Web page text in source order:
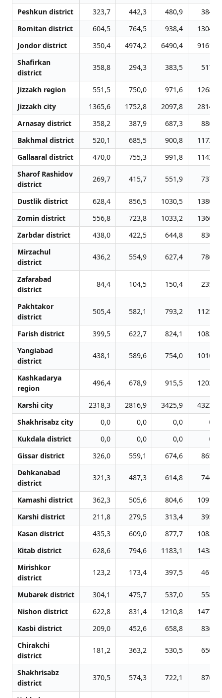
Peshkun district 323,7 442,3 480,9
384,2
Romitan district
604,5 764,5 938,4
1304,6
Jondor district
350,4 4974,2 6490,4
9161,5
Shafirkan
district
358,8 294,3 383,5 517,1
Jizzakh region 551,5 750,0 971,6
1268,7
Jizzakh city
1365,6 1752,8 2097,8
2814,9
Arnasay district
358,2 387,9 687,3
886,5
Bakhmal district
520,1 685,5 900,8
1172,9
Gallaaral district
470,0 755,3 991,8
1142,5
Sharof Rashidov
district
269,7 415,7 551,9 737,4
Dustlik district 628,4 856,5 1030,5
1380,6
Zomin district
556,8 723,8 1033,2
1360,7
Zarbdar district
438,0 422,5 644,8
830,1
Mirzachul
district
436,2 554,9 627,4 786,9
Zafarabad
district
84,4 104,5 150,4 235,6
Pakhtakor
district
505,4 582,1 793,2 1125,7
Farish district 399,5 622,7 824,1
1082,1
Yangiabad
district
438,1 589,6 754,0 1010,9
Kashkadarya
region
496,4 678,9 915,5 1202,7
Karshi city 2318,3 2816,9 3425,9
4322,1
Shakhrisabz city
0,0 0,0 0,0
0,0
Kukdala district
0,0 0,0 0,0
0,0
Gissar district
326,0 559,1 674,6
865,5
Dehkanabad
district
321,3 487,3 614,8 744,4
Kamashi district 362,3 505,6 804,6
1091,9
Karshi district
211,8 279,5 313,4
395,2
Kasan district
435,3 609,0 877,7
1082,4
Kitab district
628,6 794,6 1183,1
1438,5
Mirishkor
district
123,2 173,4 397,5 461,9
Mubarek district 304,1 475,7 537,0
558,0
Nishon district
622,8 831,4 1210,8
1477,1
Kasbi district
209,0 452,6 658,8
836,1
Chirakchi
district
181,2 363,2 530,5 650,1
Shakhrisabz
district
370,5 574,3 722,1 876,9